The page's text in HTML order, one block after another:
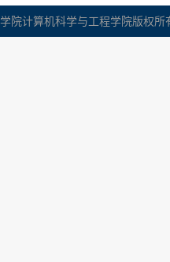
院计算机科学与工程学院版权